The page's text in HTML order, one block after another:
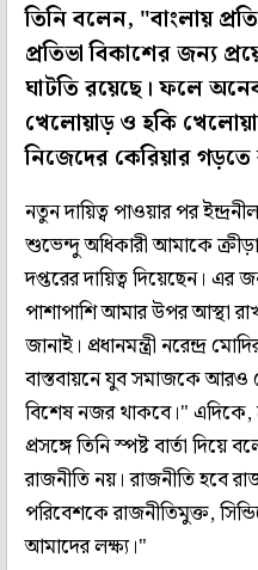
তিনি বলেন, "বাংলায়
প্রতিভা বিকাশের জন্য
ঘাটতি রয়েছে। ফলে
খেলোয়াড় ও হকি
নিজেদের কেরিয়ার গড়তে
নতুন দায়িত্ব পাওয়ার পর
শুভেন্দু অধিকারী আমাকে
দপ্তরের দায়িত্ব দিয়েছেন। এর
পাশাপাশি আমার উপর আস্থা
জানাই। প্রধানমন্ত্রী নরেন্দ্র
বাস্তবায়নে যুব সমাজকে আরও
বিশেষ নজর থাকবে।" এদিকে,
প্রসঙ্গে তিনি স্পষ্ট বার্তা
রাজনীতি নয়। রাজনীতি হবে
পরিবেশকে রাজনীতিমুক্ত,
আমাদের লক্ষ্য।"